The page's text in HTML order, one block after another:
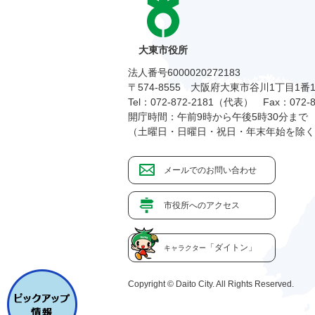
大東市役所
法人番号6000020272183
〒574-8555 大阪府大東市谷川1丁目1番
Tel：072-872-2181（代表）
Fax：072-
開庁時間：午前9時から午後5時30分まで
（土曜日・日曜日・祝日・年末年始を除
メールでのお問い合わせ
市役所へのアクセス
キャラクター 「ダイトン」
Copyright © Daito City. All Rights Reserved.